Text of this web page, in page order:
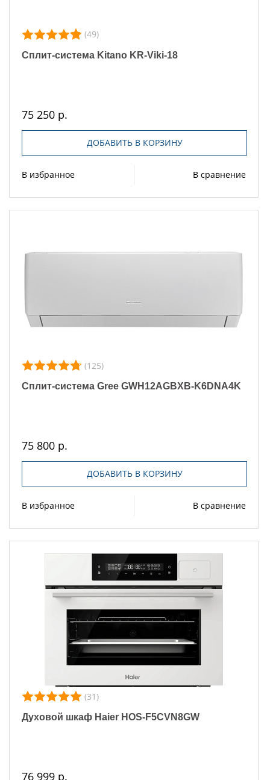
(49)
Сплит-система Kitano KR-Viki-18
75 250 р.
ДОБАВИТЬ В КОРЗИНУ
В избранное В сравнение
(125)
Сплит-система Gree GWH12AGBXB-K6DNA4K
75 800 р.
ДОБАВИТЬ В КОРЗИНУ
В избранное В сравнение
(31)
Духовой шкаф Haier HOS-F5CVN8GW
76 999 р.